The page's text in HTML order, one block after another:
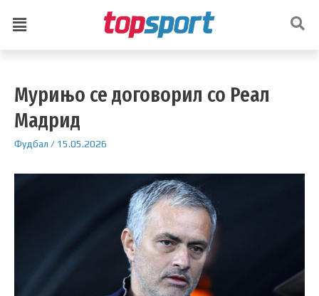
Мурињо се договорил со Реал
Мадрид
Фудбал / 15.05.2026